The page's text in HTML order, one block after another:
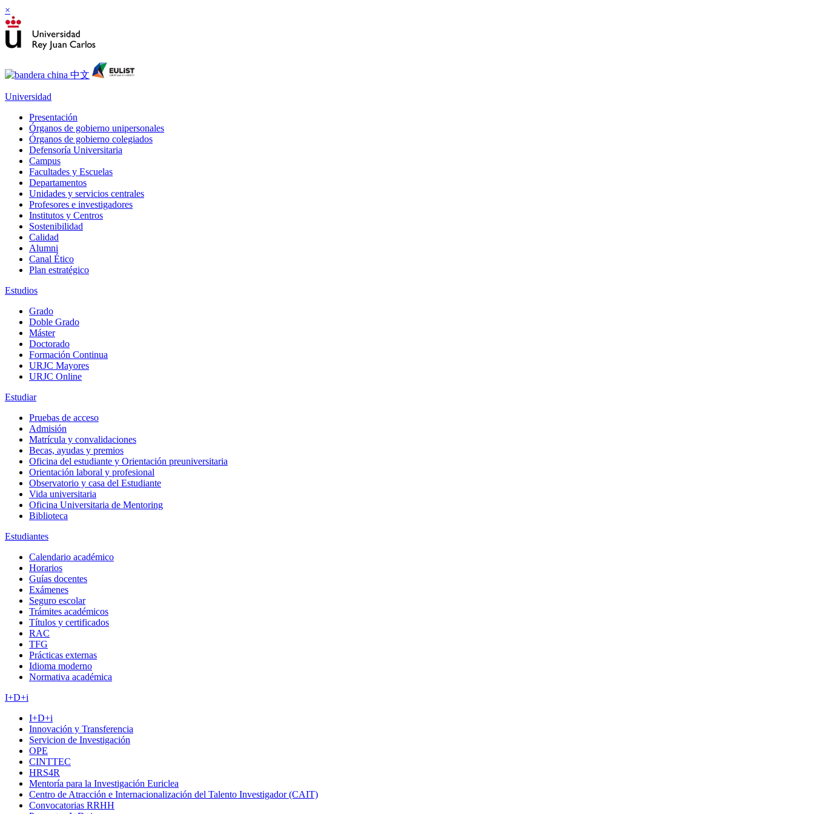
×
Universidad
Presentación
Órganos de gobierno unipersonales
Órganos de gobierno colegiados
Defensoría Universitaria
Campus
Facultades y Escuelas
Departamentos
Unidades y servicios centrales
Profesores e investigadores
Institutos y Centros
Sostenibilidad
Calidad
Alumni
Canal Ético
Plan estratégico
Estudios
Grado
Doble Grado
Máster
Doctorado
Formación Continua
URJC Mayores
URJC Online
Estudiar
Pruebas de acceso
Admisión
Matrícula y convalidaciones
Becas, ayudas y premios
Oficina del estudiante y Orientación preuniversitaria
Orientación laboral y profesional
Observatorio y casa del Estudiante
Vida universitaria
Oficina Universitaria de Mentoring
Biblioteca
Estudiantes
Calendario académico
Horarios
Guías docentes
Exámenes
Seguro escolar
Trámites académicos
Títulos y certificados
RAC
TFG
Prácticas externas
Idioma moderno
Normativa académica
I+D+i
I+D+i
Innovación y Transferencia
Servicion de Investigación
OPE
CINTTEC
HRS4R
Mentoría para la Investigación Euriclea
Centro de Atracción e Internacionalización del Talento Investigador (CAIT)
Convocatorias RRHH